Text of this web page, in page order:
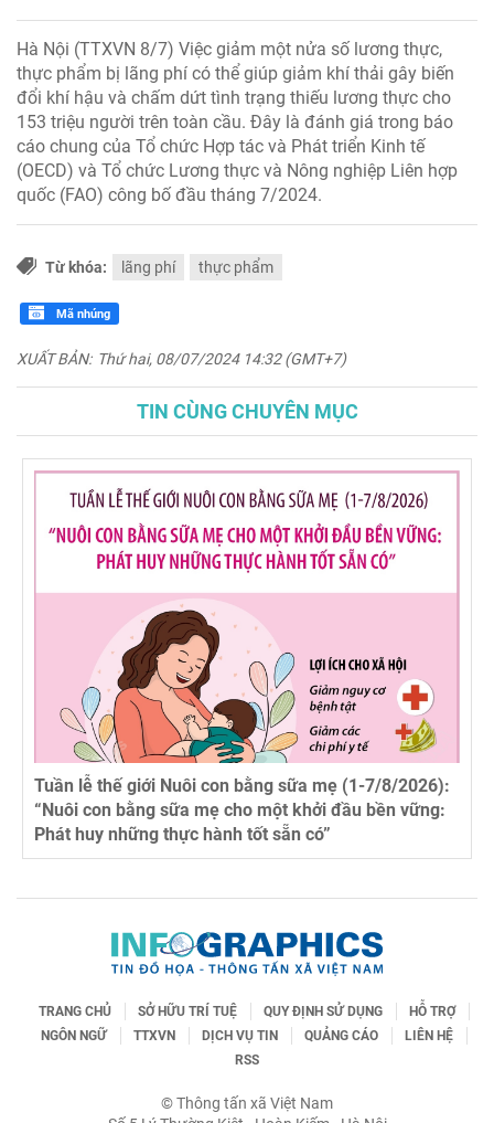
Hà Nội (TTXVN 8/7) Việc giảm một nửa số lương thực,
thực phẩm bị lãng phí có thể giúp giảm khí thải gây biến
đổi khí hậu và chấm dứt tình trạng thiếu lương thực cho
153 triệu người trên toàn cầu. Đây là đánh giá trong báo
cáo chung của Tổ chức Hợp tác và Phát triển Kinh tế
(OECD) và Tổ chức Lương thực và Nông nghiệp Liên hợp
quốc (FAO) công bố đầu tháng 7/2024.
Từ khóa: lãng phí thực phẩm
Mã nhúng
XUẤT BẢN: Thứ hai, 08/07/2024 14:32 (GMT+7)
TIN CÙNG CHUYÊN MỤC
Nuôi con bằng sữa mẹ (1-7/8/2026):
sữa mẹ cho một khởi đầu bền vững:
thực hành tốt sẵn có”
Ngày Thế
“Tăng tốc
ngăn ngừa
TRANG CHỦ SỞ HỮU TRÍ TUỆ QUY ĐỊNH SỬ DỤNG
HỖ TRỢ
NGÔN NGỮ
TTXVN DỊCH VỤ TIN QUẢNG CÁO
LIÊN HỆ
RSS
© Thông tấn xã Việt Nam